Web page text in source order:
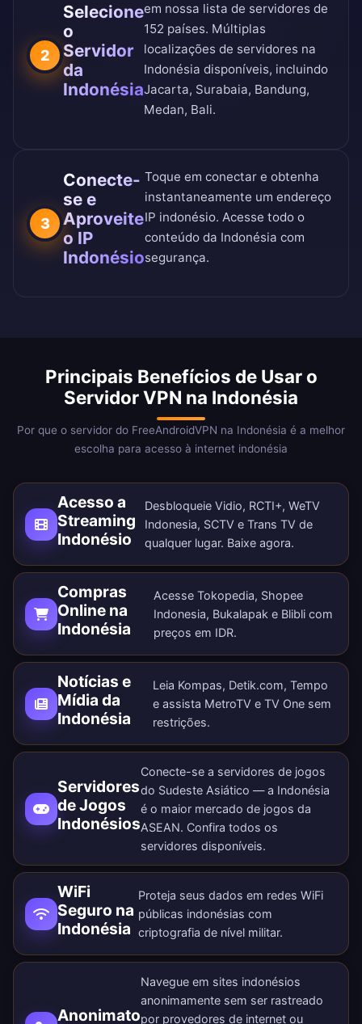
2
Selecione
o
Servidor
da
Indonésia
em nossa lista de servidores de
152 países. Múltiplas
localizações de servidores na
Indonésia disponíveis, incluindo
Jacarta, Surabaia, Bandung,
Medan, Bali.
3
Conecte-
se e
Aproveite
o IP
Indonésio
Toque em conectar e obtenha
instantaneamente um endereço
IP indonésio. Acesse todo o
conteúdo da Indonésia com
segurança.
Principais Benefícios de Usar o
Servidor VPN na Indonésia
Por que o servidor do FreeAndroidVPN na Indonésia é a melhor
escolha para acesso à internet indonésia
Acesso a
Streaming
Indonésio
Desbloqueie Vidio, RCTI+, WeTV
Indonesia, SCTV e Trans TV de
qualquer lugar. Baixe agora.
Compras
Online na
Indonésia
Acesse Tokopedia, Shopee
Indonesia, Bukalapak e Blibli com
preços em IDR.
Notícias e
Mídia da
Indonésia
Leia Kompas, Detik.com, Tempo
e assista MetroTV e TV One sem
restrições.
Servidores
de Jogos
Indonésios
Conecte-se a servidores de jogos
do Sudeste Asiático — a Indonésia
é o maior mercado de jogos da
ASEAN. Confira todos os
servidores disponíveis.
WiFi
Seguro na
Indonésia
Proteja seus dados em redes WiFi
públicas indonésias com
criptografia de nível militar.
Anonimato
Navegue em sites indonésios
anonimamente sem ser rastreado
por provedores de internet ou